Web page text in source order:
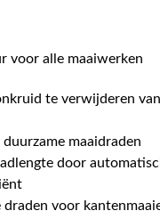
voor alle maaiwerken
te verwijderen
duurzame maaidraden
door
voor